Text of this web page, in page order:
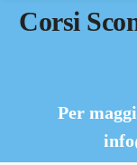
Corsi
Per